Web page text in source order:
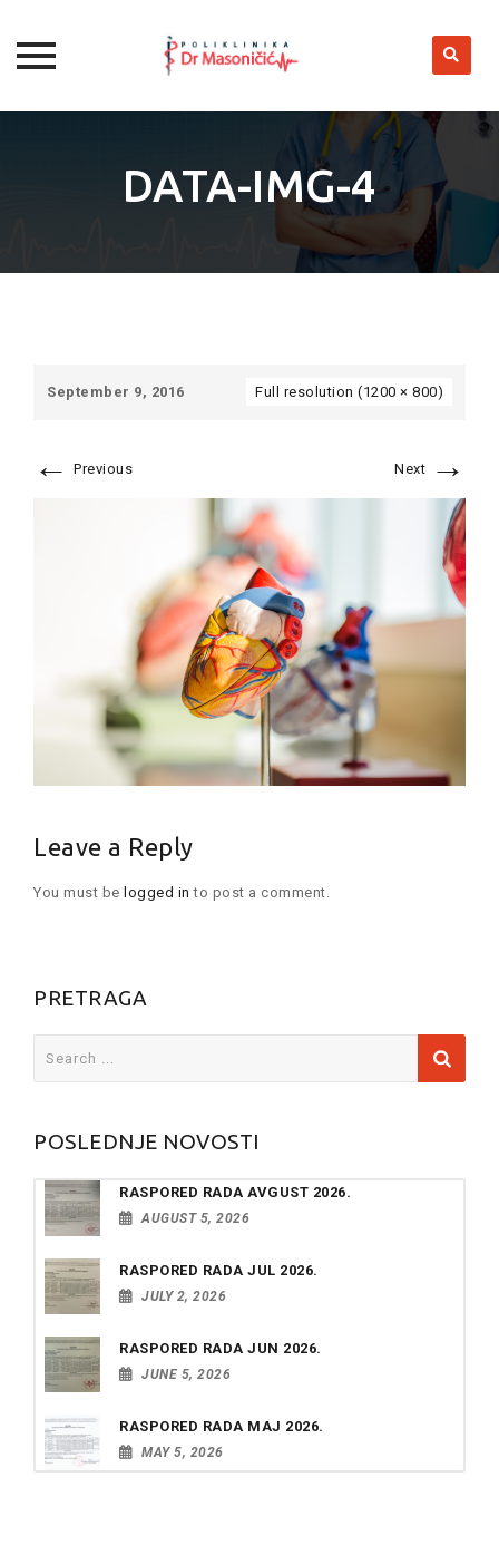
DATA-IMG-4
September 9, 2016 Full resolution (1200 × 800)
← Previous Next →
Leave a Reply
You must be logged in to post a comment.
PRETRAGA
POSLEDNJE NOVOSTI
RASPORED RADA AVGUST 2026.
AUGUST 5, 2026
RASPORED RADA JUL 2026.
JULY 2, 2026
RASPORED RADA JUN 2026.
JUNE 5, 2026
RASPORED RADA MAJ 2026.
MAY 5, 2026